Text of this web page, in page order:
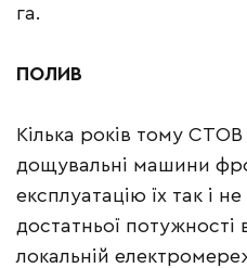
га.
ПОЛИВ
Кілька років тому
дощувальні машини
експлуатацію їх так і
достатньої потужності
локальній